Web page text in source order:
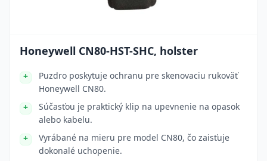
Honeywell CN80-HST-SHC, holster
Puzdro poskytuje ochranu pre skenovaciu rukoväť
Honeywell CN80.
Súčasťou je praktický klip na upevnenie na opasok
alebo kabelu.
Vyrábané na mieru pre model CN80, čo zaisťuje
dokonalé uchopenie.